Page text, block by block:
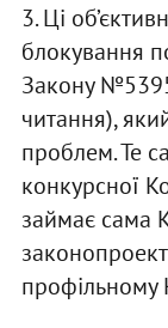
3. Ці
блокування
Закону
читання),
проблем. Те
конкурсної
займає сама
профільному